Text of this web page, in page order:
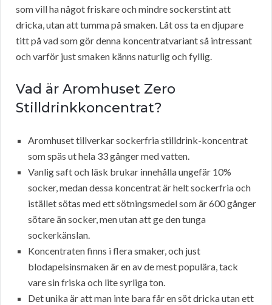
som vill ha något friskare och mindre sockerstint att
dricka, utan att tumma på smaken. Låt oss ta en djupare
titt på vad som gör denna koncentratvariant så intressant
och varför just smaken känns naturlig och fyllig.
Vad är Aromhuset Zero
Stilldrinkkoncentrat?
Aromhuset tillverkar sockerfria stilldrink-koncentrat
som späs ut hela 33 gånger med vatten.
Vanlig saft och läsk brukar innehålla ungefär 10%
socker, medan dessa koncentrat är helt sockerfria och
istället sötas med ett sötningsmedel som är 600 gånger
sötare än socker, men utan att ge den tunga
sockerkänslan.
Koncentraten finns i flera smaker, och just
blodapelsinsmaken är en av de mest populära, tack
vare sin friska och lite syrliga ton.
Det unika är att man inte bara får en söt dricka utan ett